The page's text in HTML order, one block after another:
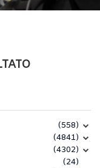
(558)
(4841)
(4302)
(24)